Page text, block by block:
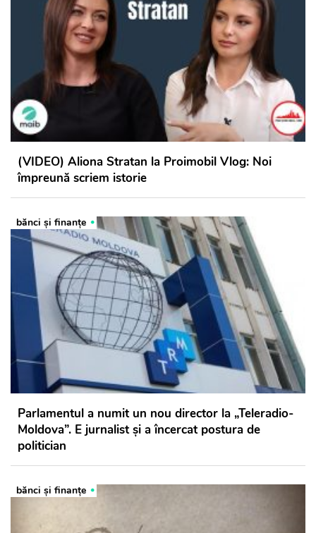
(VIDEO) Aliona Stratan la Proimobil Vlog: Noi
împreună scriem istorie
bănci şi finanţe
Parlamentul a numit un nou director la „Teleradio-
Moldova”. E jurnalist și a încercat postura de
politician
bănci şi finanţe